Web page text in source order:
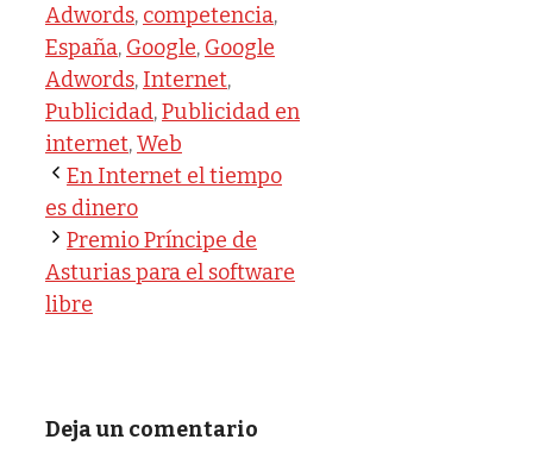
Adwords, competencia,
España, Google, Google
Adwords, Internet,
Publicidad,Publicidad en
internet,Web
En Internet el tiempo
es dinero
Premio Príncipe de
Asturias para el software
libre
Deja un comentario